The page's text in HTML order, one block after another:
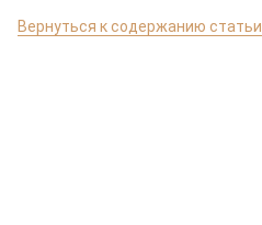
Вернуться к содержанию статьи